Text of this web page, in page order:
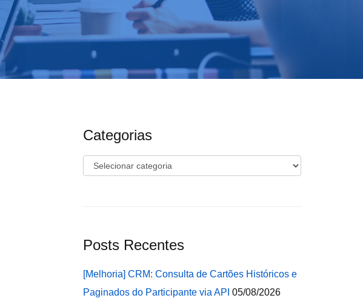
Categorias
Categorias
Posts Recentes
[Melhoria] CRM: Consulta de Cartões Históricos e
Paginados do Participante via API 05/08/2026